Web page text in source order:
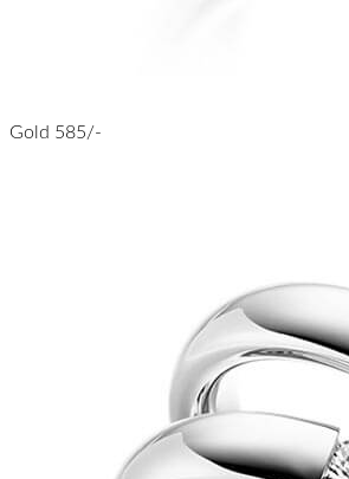
Gold 585/-